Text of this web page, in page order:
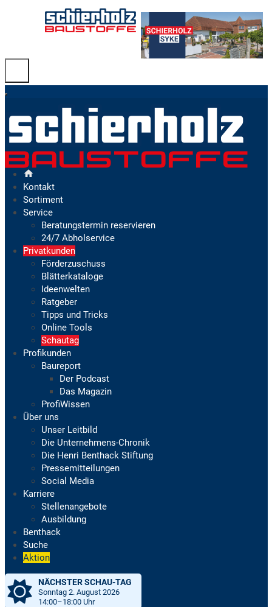
Kontakt
Sortiment
Service
Beratungstermin reservieren
24/7 Abholservice
Privatkunden
Förderzuschuss
Blätterkataloge
Ideenwelten
Ratgeber
Tipps und Tricks
Online Tools
Schautag
Profikunden
Baureport
Der Podcast
Das Magazin
ProfiWissen
Über uns
Unser Leitbild
Die Unternehmens-Chronik
Die Henri Benthack Stiftung
Pressemitteilungen
Social Media
Karriere
Stellenangebote
Ausbildung
Benthack
Suche
Aktion
NÄCHSTER SCHAU-TAG
Sonntag 2. August 2026
14:00–18:00 Uhr